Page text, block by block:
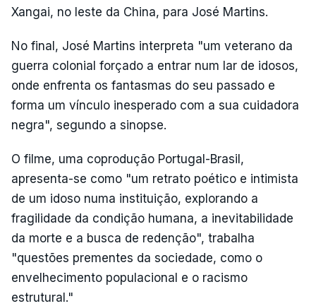
Xangai, no leste da China, para José Martins.
No final, José Martins interpreta "um veterano da
guerra colonial forçado a entrar num lar de idosos,
onde enfrenta os fantasmas do seu passado e
forma um vínculo inesperado com a sua cuidadora
negra", segundo a sinopse.
O filme, uma coprodução Portugal-Brasil,
apresenta-se como "um retrato poético e intimista
de um idoso numa instituição, explorando a
fragilidade da condição humana, a inevitabilidade
da morte e a busca de redenção", trabalha
"questões prementes da sociedade, como o
envelhecimento populacional e o racismo
estrutural."